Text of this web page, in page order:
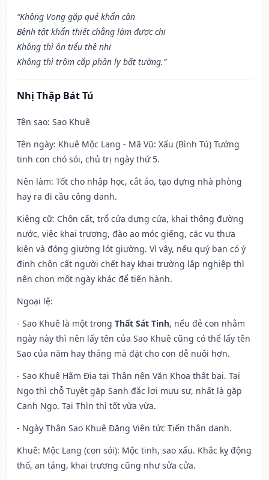
“Không Vong gặp quẻ khẩn cần
Bệnh tật khẩn thiết chẳng làm được chi
Không thì ôn tiểu thê nhi
Không thì trộm cắp phân ly bất tường.”
Nhị Thập Bát Tú
Tên sao: Sao Khuê
Tên ngày: Khuê Mộc Lang - Mã Vũ: Xấu (Bình Tú) Tướng
tinh con chó sói, chủ trị ngày thứ 5.
Nên làm: Tốt cho nhập học, cắt áo, tạo dựng nhà phòng
hay ra đi cầu công danh.
Kiêng cữ: Chôn cất, trổ cửa dựng cửa, khai thông đường
nước, việc khai trương, đào ao móc giếng, các vụ thưa
kiện và đóng giường lót giường. Vì vậy, nếu quý bạn có ý
định chôn cất người chết hay khai trường lập nghiệp thì
nên chọn một ngày khác để tiến hành.
Ngoại lệ:
- Sao Khuê là một trong Thất Sát Tinh, nếu đẻ con nhằm
ngày này thì nên lấy tên của Sao Khuê cũng có thể lấy tên
Sao của năm hay tháng mà đặt cho con dễ nuôi hơn.
- Sao Khuê Hãm Địa tại Thân nên Văn Khoa thất bại. Tại
Ngọ thì chỗ Tuyệt gặp Sanh đắc lợi mưu sự, nhất là gặp
Canh Ngọ. Tại Thìn thì tốt vừa vừa.
- Ngày Thân Sao Khuê Đăng Viên tức Tiến thân danh.
Khuê: Mộc Lang (con sói): Mộc tinh, sao xấu. Khắc kỵ động
thổ, an táng, khai trương cũng như sửa cửa.